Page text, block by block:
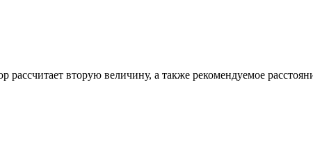
рассчитает вторую величину, а также рекомендуемое